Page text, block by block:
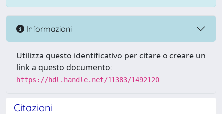
Informazioni
Utilizza questo identificativo per citare o creare un
link a questo documento:
https://hdl.handle.net/11383/1492120
Citazioni